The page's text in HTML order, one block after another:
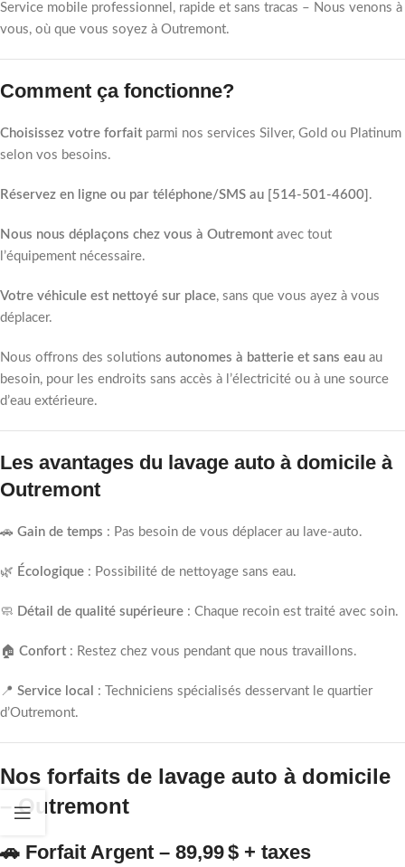
Service mobile professionnel, rapide et sans tracas – Nous venons à
vous, où que vous soyez à Outremont.
Comment ça fonctionne?
Choisissez votre forfaitparmi nos services Silver, Gold ou Platinum
selon vos besoins.
Réservez en ligne ou par téléphone/SMS au [514-501-4600] .
Nous nous déplaçons chez vous à Outremontavec tout
l’équipement nécessaire.
Votre véhicule est nettoyé sur place, sans que vous ayez à vous
déplacer.
Nous offrons des solutions autonomes à batterie et sans eau au
besoin, pour les endroits sans accès à l’électricité ou à une source
d’eau extérieure.
Les avantages du lavage auto à domicile à
Outremont
🚗 Gain de temps : Pas besoin de vous déplacer au lave-auto.
🌿 Écologique : Possibilité de nettoyage sans eau.
🧼 Détail de qualité supérieure : Chaque recoin est traité avec soin.
🏠 Confort: Restez chez vous pendant que nous travaillons.
📍 Service local
: Techniciens spécialisés desservant le quartier
d’Outremont.
Nos forfaits de lavage auto à domicile
– Outremont
🚗 Forfait Argent – 89,99 $ + taxes